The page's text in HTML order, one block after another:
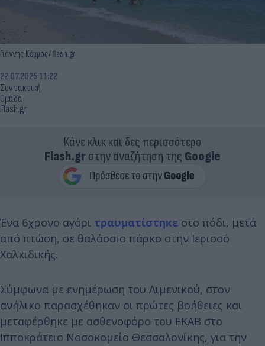
Γιάννης Κέμμος/ flash.gr
Συντακτική
Ομάδα
Flash.gr
22.07.2025 11:22
Κάνε κλικ και δες περισσότερο
Flash.grστην αναζήτηση της Google
Ένα 6χρονο αγόρι τραυματίστηκε στο πόδι, μετά
από πτώση, σε θαλάσσιο πάρκο στην Ιερισσό
Χαλκιδικής.
Σύμφωνα με ενημέρωση του Λιμενικού, στον
ανήλικο παρασχέθηκαν οι πρώτες βοήθειες και
μεταφέρθηκε με ασθενοφόρο του ΕΚΑΒ στο
Ιπποκράτειο Νοσοκομείο Θεσσαλονίκης, για την